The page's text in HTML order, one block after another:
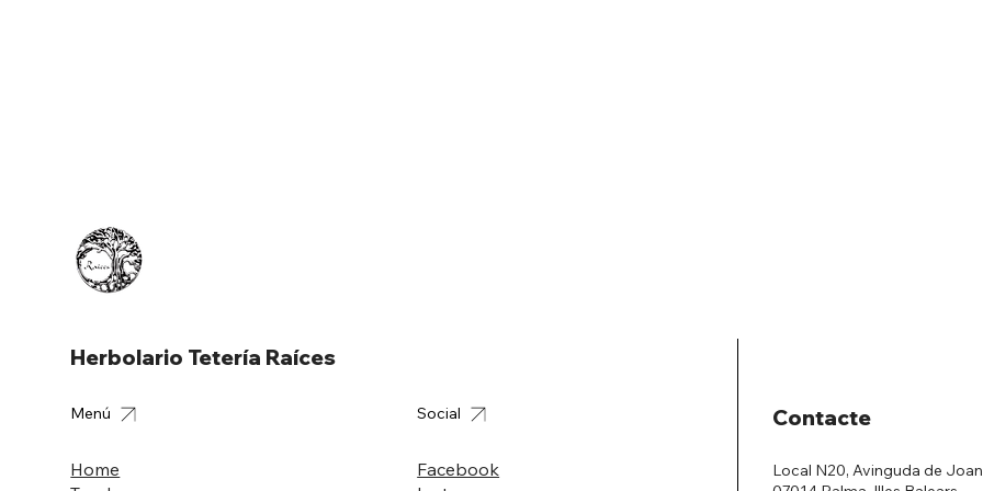
Herbolario Tetería Raíces
Local N20, Avinguda de
Contacte
Home
Menú
Facebook
Social